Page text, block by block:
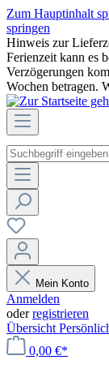
Zum Hauptinhalt
springen
Hinweis zur
Ferienzeit kann es
Verzögerungen
Wochen betragen.
Mein Konto
Anmelden
oderregistrieren
Übersicht
0,00 €*